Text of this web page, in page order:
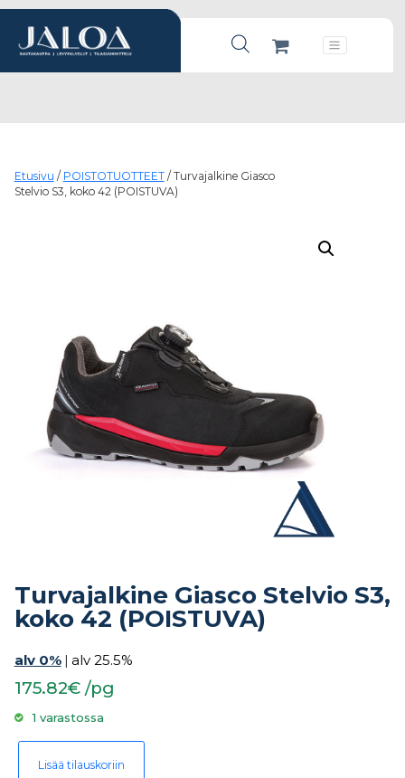
Products search
Päävalikko
Etusivu / POISTOTUOTTEET/ Turvajalkine Giasco
Stelvio S3, koko 42 (POISTUVA)
Turvajalkine Giasco Stelvio S3,
koko 42 (POISTUVA)
alv 0% | alv 25.5%
175.82€ /pg
1 varastossa
Turvajalkine Giasco Stelvio S3, koko 42 (POISTUVA) määrä
Lisää tilauskoriin